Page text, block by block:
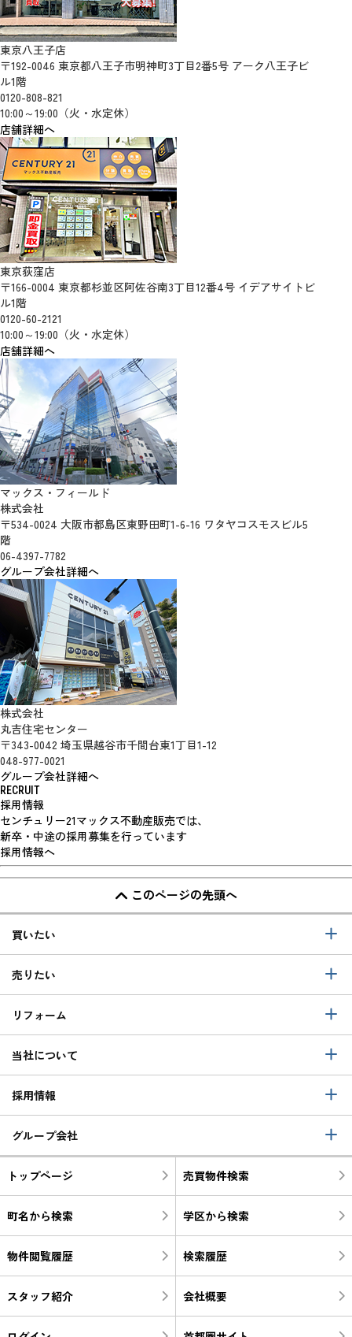
東京八王子店
〒192-0046 東京都八王子市明神町3丁目2番5号 アーク八王子ビ
ル1階
0120-808-821
10:00～19:00（火・水定休）
店舗詳細へ
東京荻窪店
〒166-0004 東京都杉並区阿佐谷南3丁目12番4号 イデアサイトビ
ル1階
0120-60-2121
10:00～19:00（火・水定休）
店舗詳細へ
マックス・フィールド
株式会社
〒534-0024 大阪市都島区東野田町1-6-16 ワタヤコスモスビル5
階
06-4397-7782
グループ会社詳細へ
株式会社
丸吉住宅センター
〒343-0042 埼玉県越谷市千間台東1丁目1-12
048-977-0021
グループ会社詳細へ
RECRUIT
採用情報
センチュリー21マックス不動産販売では、
新卒・中途の採用募集を行っています
採用情報へ
このページの先頭へ
買いたい
売りたい
リフォーム
当社について
採用情報
グループ会社
トップページ 売買物件検索
町名から検索 学区から検索
物件閲覧履歴 検索履歴
スタッフ紹介 会社概要